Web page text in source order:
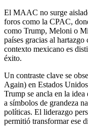
El MAAC no surge
foros como la CPAC,
como Trump, Meloni o
países gracias al
contexto mexicano es
éxito.
Un contraste clave se
Again) en Estados
Trump se ancla en la
a símbolos de grandeza
políticas. El liderazgo
permitió transformar ese